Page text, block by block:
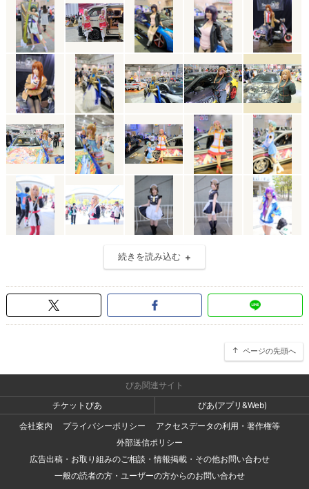
続きを読み込む
ページの先頭へ
ぴあ関連サイト
チケットぴあ
ぴあ(アプリ&Web)
会社案内
プライバシーポリシー
アクセスデータの利用・著作権等
外部送信ポリシー
広告出稿・お取り組みのご相談・情報掲載・その他お問い合わせ
一般の読者の方・ユーザーの方からのお問い合わせ